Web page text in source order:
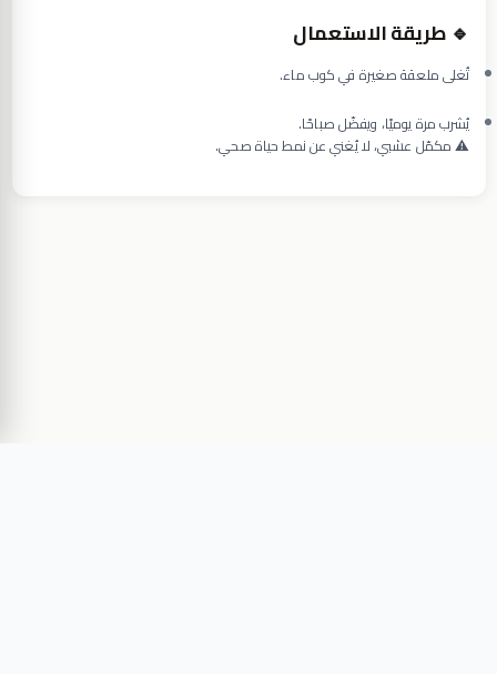
🔹 طريقة الاستعمال
تُغلى ملعقة صغيرة في كوب ماء.
يُشرب مرة يوميًا، ويفضّل صباحًا.
⚠️ مكمّل عشبي، لا يُغني عن نمط حياة صحي.